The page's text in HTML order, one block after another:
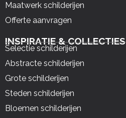
Maatwerk schilderijen
Offerte aanvragen
INSPIRATIE & COLLECTIES
Selectie schilderijen
Abstracte schilderijen
Grote schilderijen
Steden schilderijen
Bloemen schilderijen